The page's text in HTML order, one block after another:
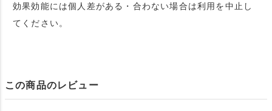
効果効能には個人差がある・合わない場合は利用を中止し
てください。
この商品のレビュー